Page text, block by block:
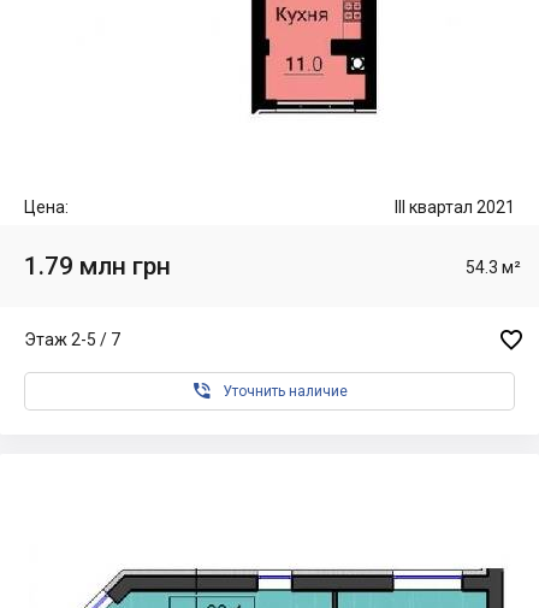
Цена: III квартал 2021
1.79 млн грн 54.3 м²
Этаж 2-5 / 7 
 Уточнить наличие